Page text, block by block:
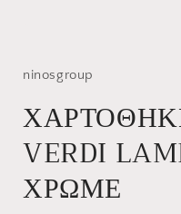
στο
βοηθητικό
ninosgroup
VERDI
ΧΡΩΜΕ